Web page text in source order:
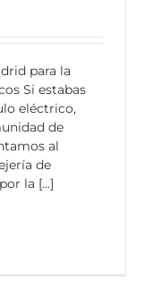
para la
Si estabas
eléctrico,
de
al
de
la [...]